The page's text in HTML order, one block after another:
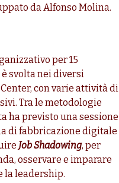
da Alfonso Molina.
per 15
svolta nei diversi
con varie attività di
Tra le metodologie
ha previsto una sessione
di fabbricazione digitale
Job Shadowing, per
osservare e imparare
la leadership.